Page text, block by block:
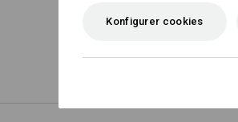
Konfigurer cookies